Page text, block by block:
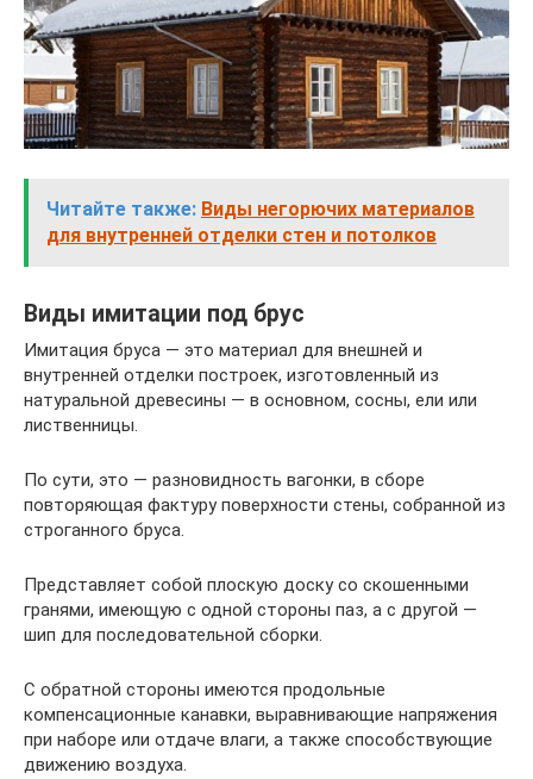
Читайте также: Виды негорючих материалов
для внутренней отделки стен и потолков
Виды имитации под брус
Имитация бруса — это материал для внешней и
внутренней отделки построек, изготовленный из
натуральной древесины — в основном, сосны, ели или
лиственницы.
По сути, это — разновидность вагонки, в сборе
повторяющая фактуру поверхности стены, собранной из
строганного бруса.
Представляет собой плоскую доску со скошенными
гранями, имеющую с одной стороны паз, а с другой —
шип для последовательной сборки.
С обратной стороны имеются продольные
компенсационные канавки, выравнивающие напряжения
при наборе или отдаче влаги, а также способствующие
движению воздуха.